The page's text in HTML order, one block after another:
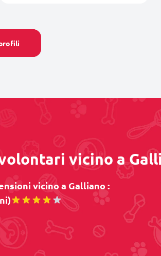
vicino a
vicino a Galliano :